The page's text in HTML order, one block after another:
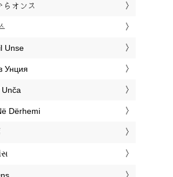
らオンス
Unse
Унция
Dërhemi